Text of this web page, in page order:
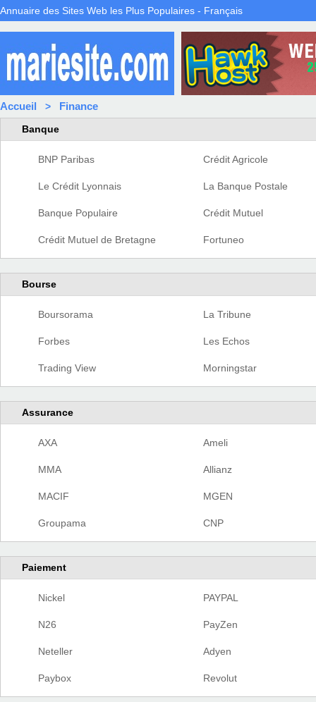
Annuaire des Sites Web les Plus Populaires - Français
Accueil > Finance
Banque
BNP Paribas Crédit Agricole
Le Crédit Lyonnais La Banque Postale
Banque Populaire Crédit Mutuel
Crédit Mutuel de Bretagne Fortuneo
Bourse
Boursorama La Tribune
Forbes Les Echos
Trading View Morningstar
Assurance
AXA Ameli
MMA Allianz
MACIF MGEN
Groupama CNP
Paiement
Nickel PAYPAL
N26 PayZen
Neteller Adyen
Paybox Revolut